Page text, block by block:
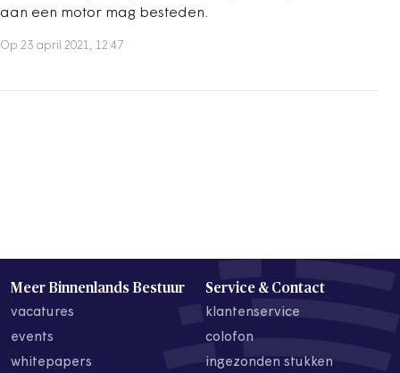
aan een motor mag besteden.
Op 23 april 2021, 12:47
Meer Binnenlands Bestuur
vacatures
events
whitepapers
Service & Contact
klantenservice
colofon
ingezonden stukken